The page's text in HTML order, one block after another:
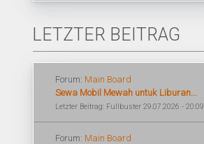
LETZTER BEITRAG
Forum: Main Board
Sewa Mobil Mewah untuk Liburan...
Letzter Beitrag: Fullbuster 29.07.2026 - 20:09
Forum: Main Board